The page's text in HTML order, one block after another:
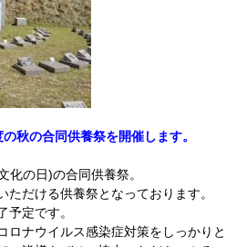
秋の合同供養祭を開催します。
化の日)の合同供養祭。
だける供養祭となっております。
定です。
ロナウイルス感染症対策をしっかりと